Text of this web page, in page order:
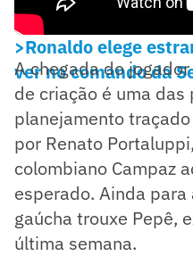
>Ronaldo elege
ver no comando da
A chegada do
de criação é uma
planejamento
por Renato
colombiano Campaz
esperado. Ainda
gaúcha trouxe Pepê,
última semana.